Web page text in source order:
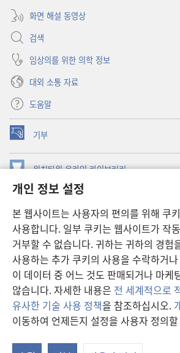
개인 정보 설정
본 웹사이트는 사용자의 편의를 위해 쿠
사용합니다. 일부 쿠키는 웹사이트가 작
거부할 수 없습니다. 귀하는 귀하의 경험
사용하는 추가 쿠키의 사용을 수락하거
이 데이터 중 어느 것도 판매되거나 마케
않습니다. 자세한 내용은 전 세계적으로
유사한 기술 사용 정책을 참조하십시오.
이동하여 언제든지 설정을 사용자 정의
화면 해설 동영상
검색
임상의를 위한 의학 정보
대외 소통 자료
도움말
기부
(새로운
창
열기) 워치타워 온라인 라이브러리
창
JW Hub ®
창
열기) JW 라이브러리
워치타워 라이브러리
Copyright© 2026 Watch Tower Bible and Tract
이용 약관| 개인 정보 보호 정책| 개